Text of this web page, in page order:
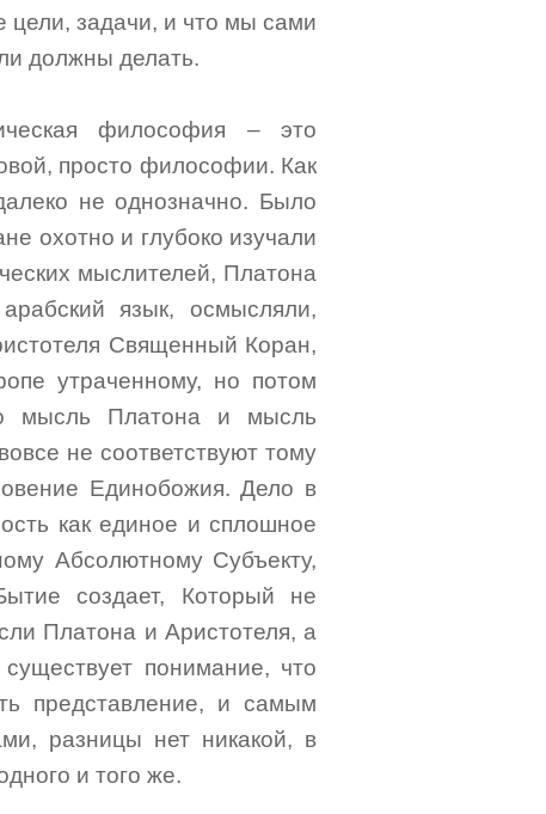
цели, задачи, и что мы сами
должны делать.
философия – это
просто философии. Как
не однозначно. Было
охотно и глубоко изучали
мыслителей, Платона
язык, осмысляли,
Священный Коран,
утраченному, но потом
мысль Платона и мысль
не соответствуют тому
Единобожия. Дело в
как единое и сплошное
Абсолютному Субъекту,
создает, Который не
Платона и Аристотеля, а
понимание, что
представление, и самым
разницы нет никакой, в
и того же.